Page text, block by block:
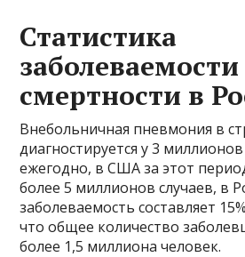
Статистика
смертности в
Внебольничная пневмония в
диагностируется у 3
ежегодно, в США за этот
более 5 миллионов случаев, в
заболеваемость составляет
что общее количество
более 1,5 миллиона человек.